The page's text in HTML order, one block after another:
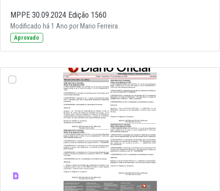
MPPE 30.09.2024 Edição 1560
Modificado há 1 Ano por Mario Ferreira.
Aprovado